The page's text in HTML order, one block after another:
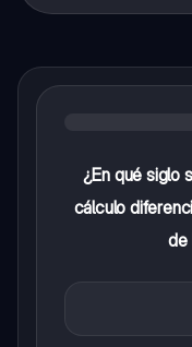
¿En qué siglo
cálculo
de